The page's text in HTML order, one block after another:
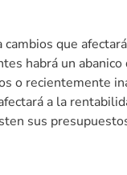
que
habrá un
o recientemente
a la
sus